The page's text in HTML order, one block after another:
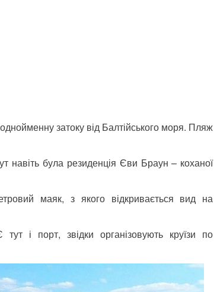
затоку від Балтійського моря. Пляж
навіть була резиденція Єви Браун – коханої
маяк, з якого відкривається вид на
і порт, звідки організовують круїзи по